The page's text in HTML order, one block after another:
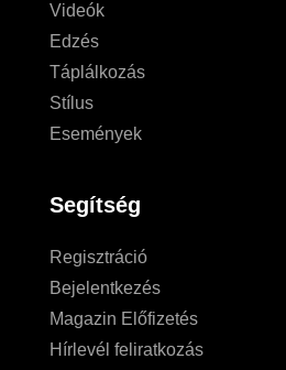
Videók
Edzés
Táplálkozás
Stílus
Események
Segítség
Regisztráció
Bejelentkezés
Magazin Előfizetés
Hírlevél feliratkozás